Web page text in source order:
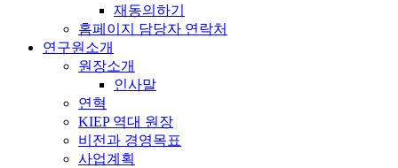
재동의하기
홈페이지 담당자 연락처
연구원소개
원장소개
인사말
연혁
KIEP 역대 원장
비전과 경영목표
사업계획